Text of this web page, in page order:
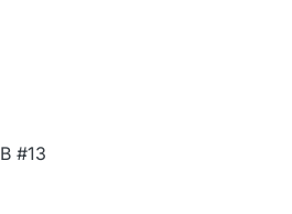
kann, vielleicht. :D
#13